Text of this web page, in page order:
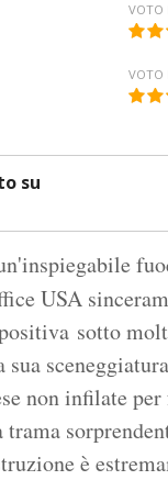
VOTO
VOTO
su
USA
sotto
non infilate
è